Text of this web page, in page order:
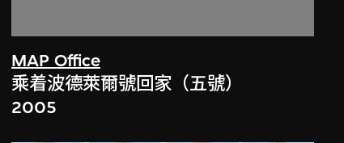
MAP Office
乘着波德萊爾號回家（五號）
2005